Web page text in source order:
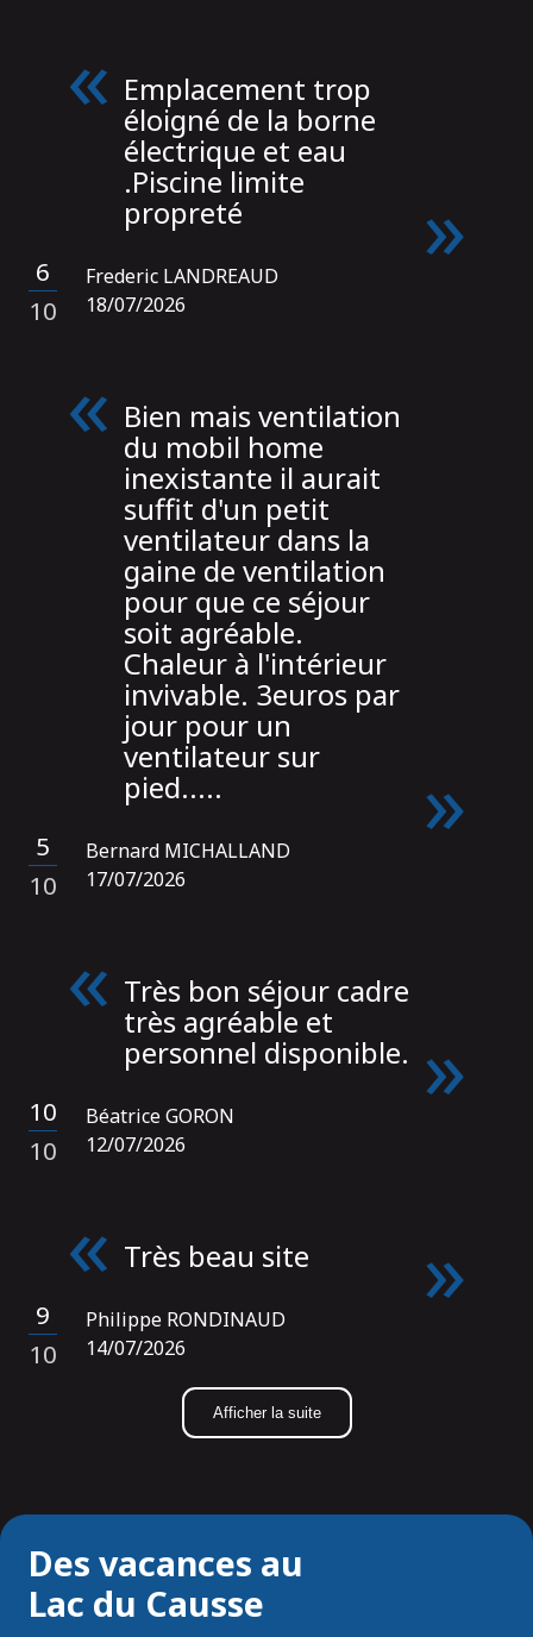
Emplacement trop
éloigné de la borne
électrique et eau
.Piscine limite
propreté
6
/
10
Frederic LANDREAUD
18/07/2026
Bien mais ventilation
du mobil home
inexistante il aurait
suffit d'un petit
ventilateur dans la
gaine de ventilation
pour que ce séjour
soit agréable.
Chaleur à l'intérieur
invivable. 3euros par
jour pour un
ventilateur sur
pied.....
5
/
10
Bernard MICHALLAND
17/07/2026
Très bon séjour cadre
très agréable et
personnel disponible.
10
/
10
Béatrice GORON
12/07/2026
Très beau site
9
/
10
Philippe RONDINAUD
14/07/2026
Afficher la suite
Des vacances au
Lac du Causse